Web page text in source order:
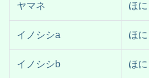
ヤマネ ほ
イノシシa ほ
イノシシb ほ